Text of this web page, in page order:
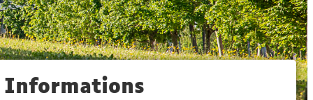
Informations